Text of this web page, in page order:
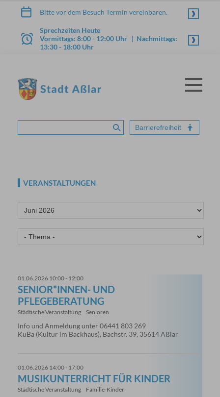
Zum Inhalt springen
Bitte vor dem Besuch Termin vereinbaren.
Sprechzeiten Heute
Vormittags: 8:00 - 12:00 Uhr | Nachmittags:
13:30 - 18:00 Uhr
Menü
Suche absenden
Barrierefreiheit
VERANSTALTUNGEN
01.06.2026 10:00 - 12:00
SENIOR*INNEN- UND
PFLEGEBERATUNG
Städtische Veranstaltung Senioren
Info und Anmeldung unter 06441 803 269
KuBa (Kultur im Backhaus), Bachstr. 39, 35614 Aßlar
01.06.2026 14:00 - 17:00
MUSIKUNTERRICHT FÜR KINDER
Städtische Veranstaltung Familie-Kinder